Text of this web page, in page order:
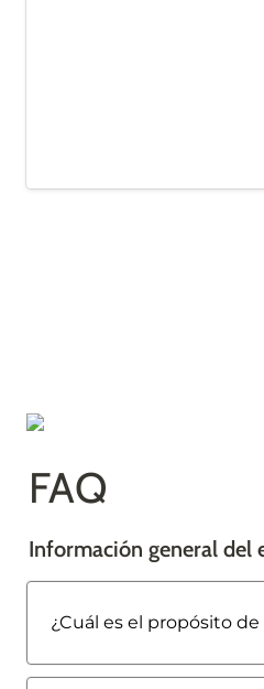
FAQ
Información general del
¿Cuál es el propósito